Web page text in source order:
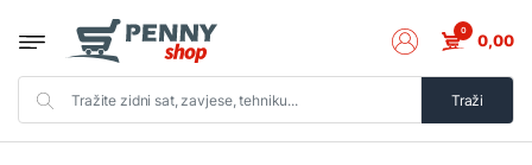
Traži
0 0,00